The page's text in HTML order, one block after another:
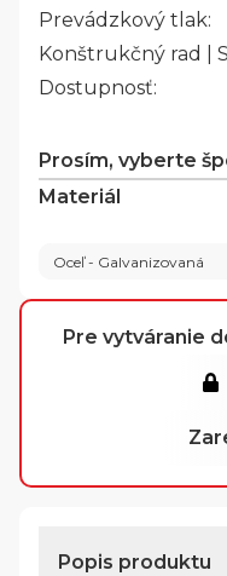
Prevádzkový tlak:
Konštrukčný rad |
Dostupnosť:
Prosím, vyberte
Materiál
Oceľ - Galvanizovaná
Pre vytváranie
Popis produktu